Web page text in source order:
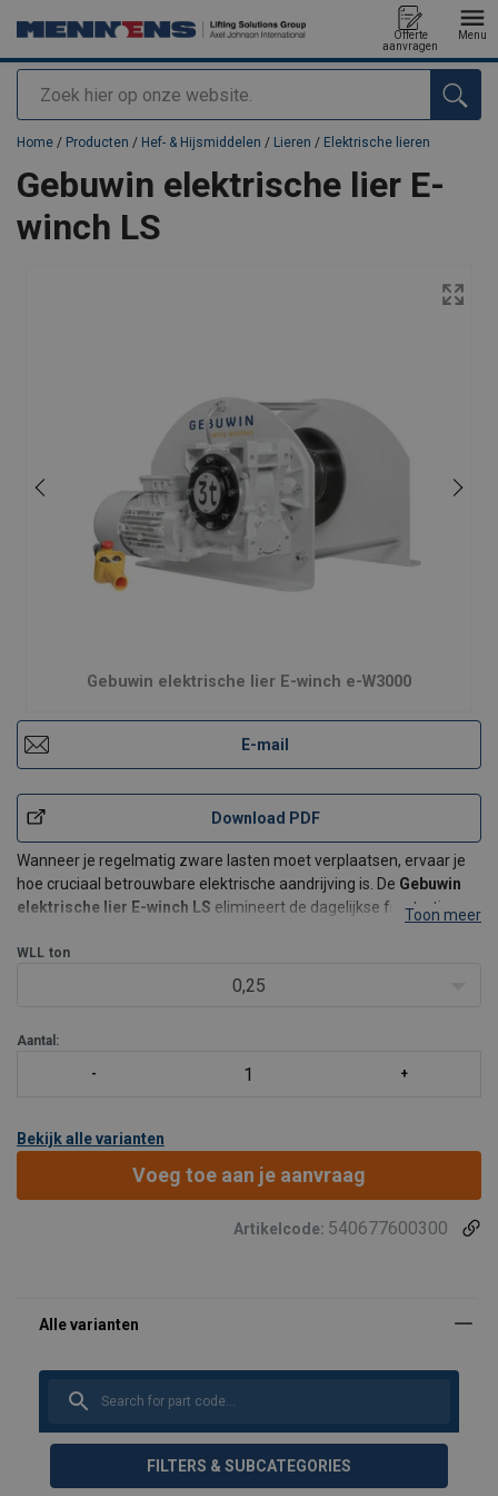
Zoeken
Offerte
aanvragen
Menu
toegevoegd aan uw offerte
Home / Producten / Hef- & Hijsmiddelen / Lieren / Elektrische lieren
Gebuwin elektrische lier E-
winch LS
Gebuwin elektrische lier E-winch e-W3000
E-mail
Download PDF
Wanneer je regelmatig zware lasten moet verplaatsen, ervaar je
hoe cruciaal betrouwbare elektrische aandrijving is. De Gebuwin
elektrische lier E-winch LS elimineert de dagelijkse frustratie van
constructie te combineren met slimme techn
Toon meer
WLL ton
0,25
Aantal:
Bekijk alle varianten
Voeg toe aan je aanvraag
Artikelcode: 540677600300
FILTERS & SUBCATEGORIES